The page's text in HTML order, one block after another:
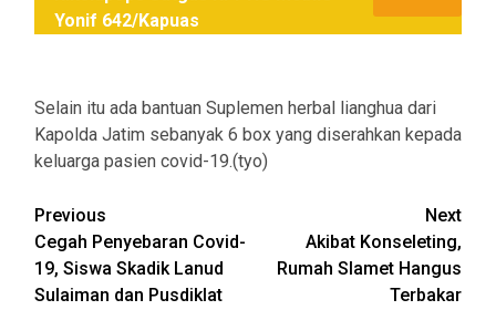
Yonif 642/Kapuas
Selain itu ada bantuan Suplemen herbal lianghua dari
Kapolda Jatim sebanyak 6 box yang diserahkan kepada
keluarga pasien covid-19.(tyo)
Post
navigation
Previous
Cegah Penyebaran Covid-
19, Siswa Skadik Lanud
Sulaiman dan Pusdiklat
Next
Akibat Konseleting,
Rumah Slamet Hangus
Terbakar